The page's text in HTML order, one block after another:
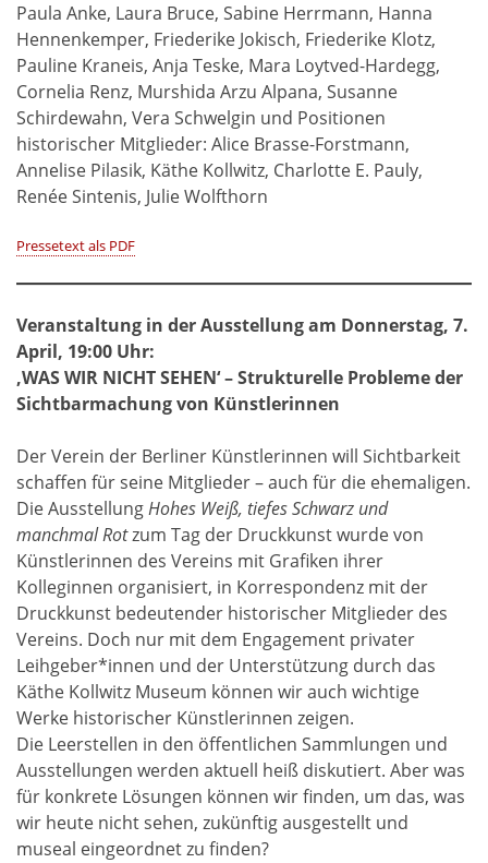
Paula Anke, Laura Bruce, Sabine Herrmann, Hanna
Hennenkemper, Friederike Jokisch, Friederike Klotz,
Pauline Kraneis, Anja Teske, Mara Loytved-Hardegg,
Cornelia Renz, Murshida Arzu Alpana, Susanne
Schirdewahn, Vera Schwelgin und Positionen
historischer Mitglieder: Alice Brasse-Forstmann,
Annelise Pilasik, Käthe Kollwitz, Charlotte E. Pauly,
Renée Sintenis, Julie Wolfthorn
Pressetext als PDF
Veranstaltung in der Ausstellung am Donnerstag, 7.
April, 19:00 Uhr:
‚WAS WIR NICHT SEHEN‘ – Strukturelle Probleme der
Sichtbarmachung von Künstlerinnen
Der Verein der Berliner Künstlerinnen will Sichtbarkeit
schaffen für seine Mitglieder – auch für die ehemaligen.
Die AusstellungHohes Weiß, tiefes Schwarz und
manchmal Rotzum Tag der Druckkunst wurde von
Künstlerinnen des Vereins mit Grafiken ihrer
Kolleginnen organisiert, in Korrespondenz mit der
Druckkunst bedeutender historischer Mitglieder des
Vereins. Doch nur mit dem Engagement privater
Leihgeber*innen und der Unterstützung durch das
Käthe Kollwitz Museum können wir auch wichtige
Werke historischer Künstlerinnen zeigen.
Die Leerstellen in den öffentlichen Sammlungen und
Ausstellungen werden aktuell heiß diskutiert. Aber was
für konkrete Lösungen können wir finden, um das, was
wir heute nicht sehen, zukünftig ausgestellt und
museal eingeordnet zu finden?